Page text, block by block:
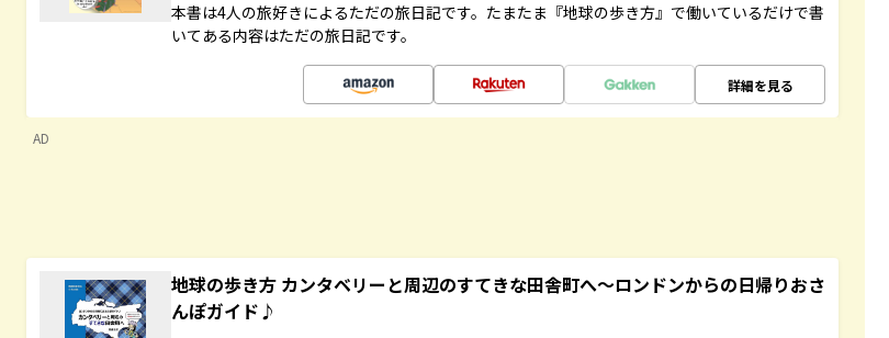
本書は4人の旅好きによるただの旅日記です。たまたま『地球の歩き方』で働いているだけで書
いてある内容はただの旅日記です。
詳細を見る
AD
地球の歩き方 カンタベリーと周辺のすてきな田舎町へ～ロンドンからの日帰りおさ
んぽガイド♪